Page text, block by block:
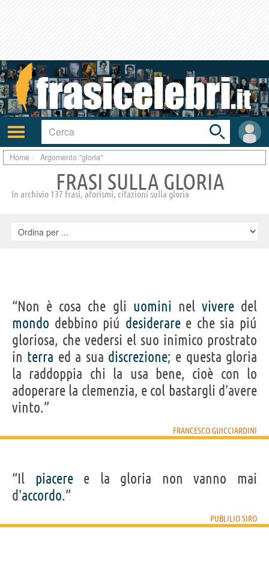
Attiva/disattiva
navigazione
User
area
Toggle
search
bar
Home Argomento "gloria"
FRASI SULLA GLORIA
In archivio 137 frasi, aforismi, citazioni sulla gloria
“Non è cosa che gli uomini nel viveredel
mondo debbino piú desideraree che sia piú
gloriosa, che vedersi el suo inimico prostrato
in terra ed a sua discrezione; e questa gloria
la raddoppia chi la usa bene, cioè con lo
adoperare la clemenzia, e col bastargli d'avere
vinto.”
FRANCESCO GUICCIARDINI
“Il piaceree la gloria non vanno mai
d'accordo.”
PUBLILIO SIRO